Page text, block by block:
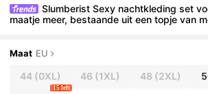
Slumberist Sexy nachtkleding set
maatje meer, bestaande uit een topje van
Maat EU
44(0XL) 46 (1XL) 48 (2XL)
15 left